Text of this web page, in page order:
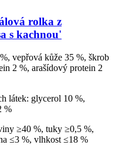
rolka z
s kachnou'
vepřová kůže 35 %, škrob
2 %, arašídový protein 2
látek: glycerol 10 %,
%
≥40 %, tuky ≥0,5 %,
≤3 %, vlhkost ≤18 %